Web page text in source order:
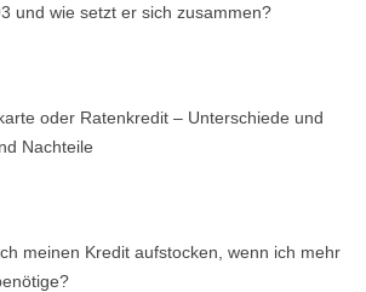
und wie setzt er sich zusammen?
oder Ratenkredit – Unterschiede und
Nachteile
meinen Kredit aufstocken, wenn ich mehr